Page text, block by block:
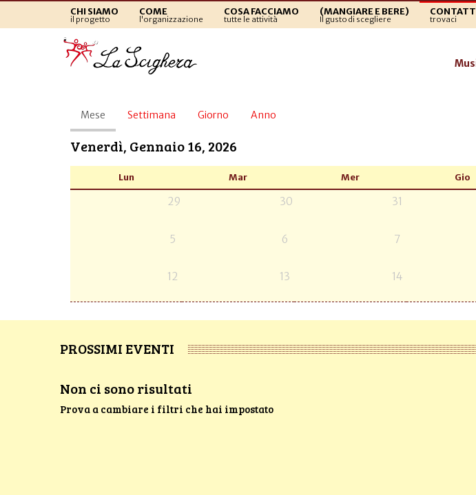
CHI SIAMO
il progetto
COME
l'organizzazione
COSA FACCIAMO
tutte le attività
(MANGIARE E BERE)
Il gusto di scegliere trovaci
Schede
primarie
Mese (scheda
attiva)
Settimana Giorno Anno
Venerdì, Gennaio 16, 2026
Lun Mar Mer Gio
29 30 31
5 6 7
12 13 14
PROSSIMI EVENTI
Non ci sono risultati
Prova a cambiare i filtri che hai impostato